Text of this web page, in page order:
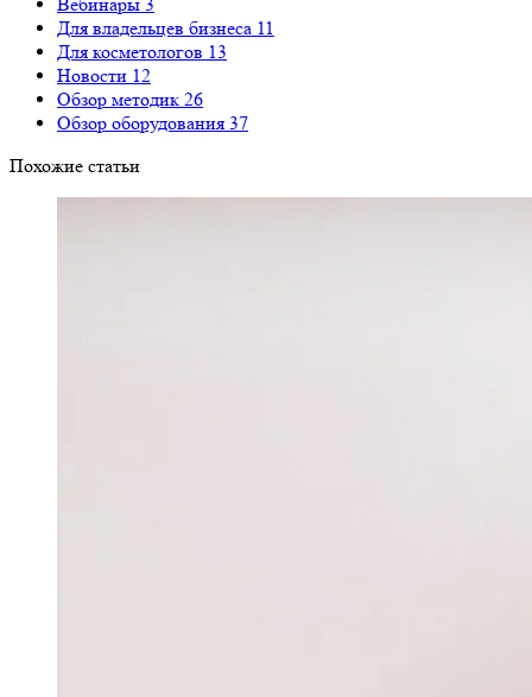
Для владельцев бизнеса 11
Для косметологов 13
Новости 12
Обзор методик 26
Обзор оборудования 37
Похожие статьи